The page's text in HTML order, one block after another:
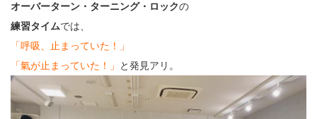
オーバーターン・ターニング・ロックの
練習タイムでは、
「呼吸、止まっていた！」
「氣が止まっていた！」
と発見アリ。